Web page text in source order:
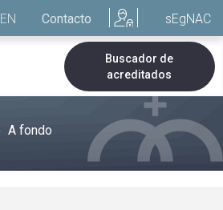
EN Contacto sEgNAC
Buscador de
acreditados
A fondo